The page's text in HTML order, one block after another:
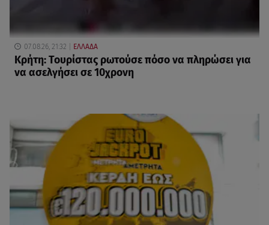
07.08.26, 21:32 ΕΛΛΑΔΑ
Κρήτη: Τουρίστας ρωτούσε πόσο να πληρώσει για
να ασελγήσει σε 10χρονη